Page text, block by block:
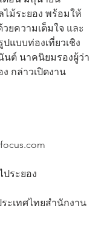
ไม้ระยอง พร้อมให้
ยความเต็มใจ และ
แบบท่องเที่ยวเชิง
นต์ นาคนิยมรองผู้ว่า
กล่าวเปิดงาน
ครไประยอง
ะเทศไทยสำนักงาน
ง